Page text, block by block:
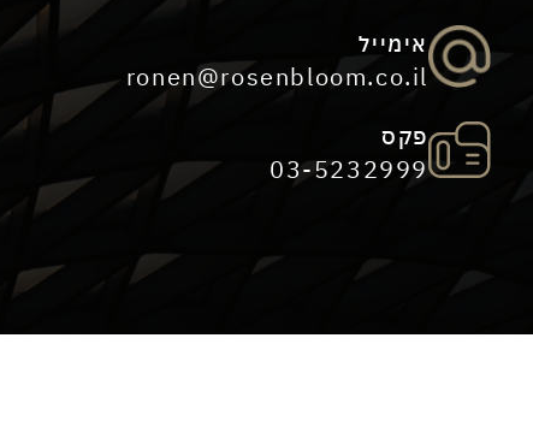
אימייל
ronen@rosenbloom.co.il
פקס
03-5232999